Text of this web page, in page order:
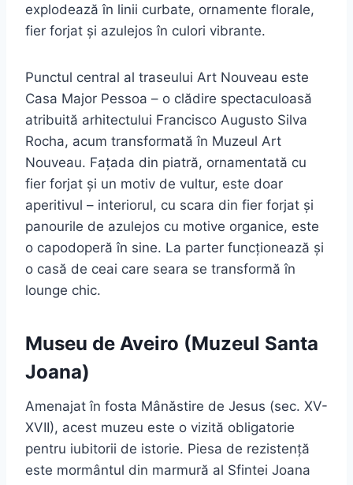
explodează în linii curbate, ornamente florale,
fier forjat și azulejos în culori vibrante.
Punctul central al traseului Art Nouveau este
Casa Major Pessoa – o clădire spectaculoasă
atribuită arhitectului Francisco Augusto Silva
Rocha, acum transformată în Muzeul Art
Nouveau. Fațada din piatră, ornamentată cu
fier forjat și un motiv de vultur, este doar
aperitivul – interiorul, cu scara din fier forjat și
panourile de azulejos cu motive organice, este
o capodoperă în sine. La parter funcționează și
o casă de ceai care seara se transformă în
lounge chic.
Museu de Aveiro (Muzeul Santa
Joana)
Amenajat în fosta Mânăstire de Jesus (sec. XV-
XVII), acest muzeu este o vizită obligatorie
pentru iubitorii de istorie. Piesa de rezistență
este mormântul din marmură al Sfintei Joana